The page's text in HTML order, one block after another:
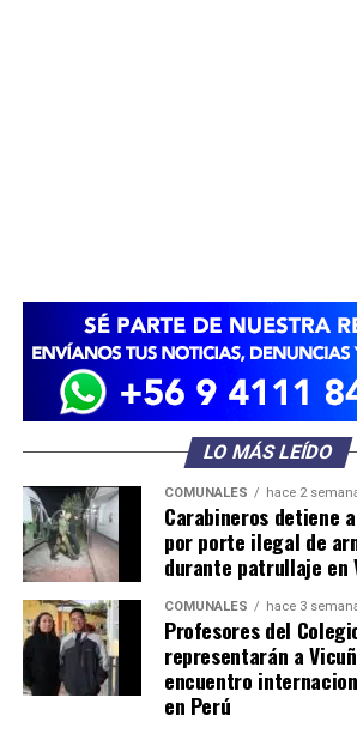
LO MÁS LEÍDO
COMUNALES hace 2
Carabineros detiene
por porte ilegal de
durante patrullaje en
COMUNALES hace 3
Profesores del
representarán a
encuentro
en Perú